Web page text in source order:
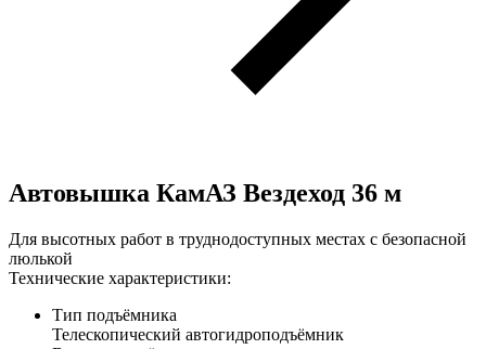
Автовышка КамАЗ Вездеход 36 м
Для высотных работ в труднодоступных местах с безопасной
люлькой
Технические характеристики:
Тип подъёмника
Телескопический автогидроподъёмник